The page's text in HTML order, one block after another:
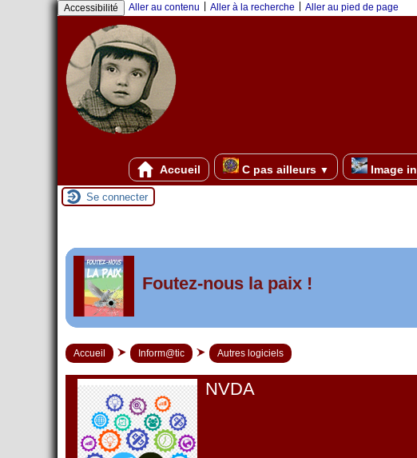
Panneau de gestion des cookies
Accessibilité Aller au contenu Aller à la recherche Aller au pied de page
Accueil C pas ailleurs ▼ Image in
Se connecter
1ermai 2026 à Saint-Nazaire
Foutez-nous la paix !
Accueil Inform@tic Autres logiciels
NVDA